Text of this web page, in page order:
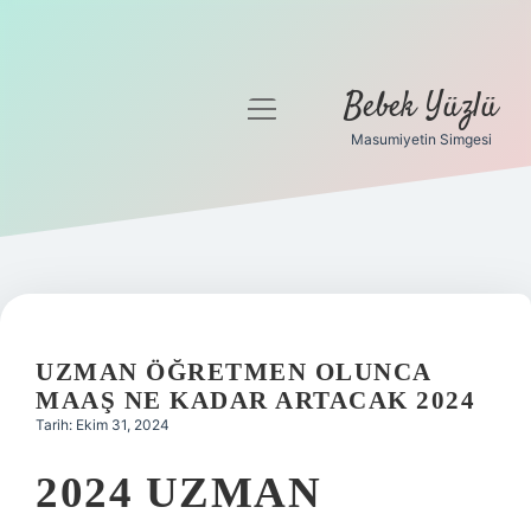
Gizlilik Politikası
Yasal Uyarı
menüyü
Bebek Yüzlü
Masumiyetin Simgesi
UZMAN ÖĞRETMEN OLUNCA
MAAŞ NE KADAR ARTACAK 2024
Tarih: Ekim 31, 2024
2024 UZMAN